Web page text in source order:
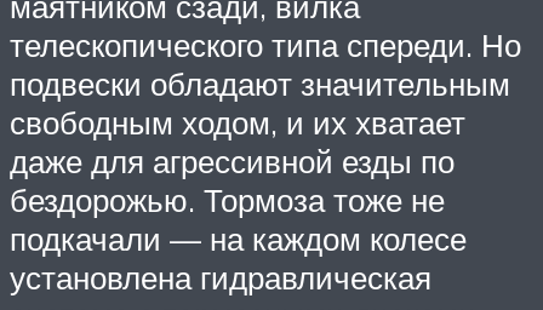
телескопического типа спереди. Но
подвески обладают значительным
свободным ходом, и их хватает
даже для агрессивной езды по
бездорожью. Тормоза тоже не
подкачали — на каждом колесе
установлена гидравлическая